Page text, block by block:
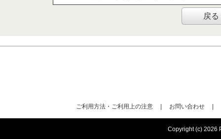
（３）個人情報の第
取得した個人情報の取
はありません。
戻る
ご利用方法・ご利用上の注意 お問い合わせ
Copyright (c) 2026